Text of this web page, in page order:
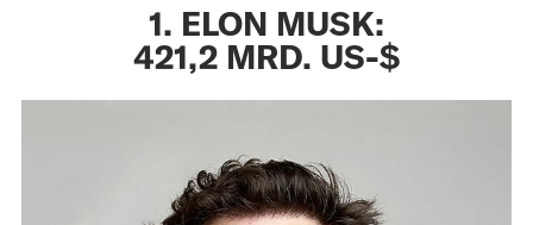
1. ELON MUSK:
421,2 MRD. US-$